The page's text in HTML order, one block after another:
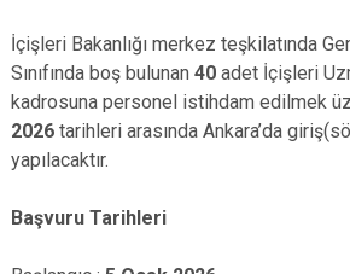
İçişleri Bakanlığı merkez teşkilatında
Sınıfında boş bulunan 40 adet İçişleri
kadrosuna personel istihdam edilmek
2026 tarihleri arasında Ankara’da
yapılacaktır.
Başvuru Tarihleri